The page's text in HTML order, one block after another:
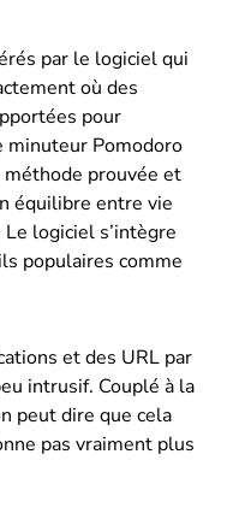
par le logiciel qui
où des
pour
minuteur Pomodoro
prouvée et
équilibre entre vie
logiciel s’intègre
populaires comme
et des URL par
intrusif. Couplé à la
peut dire que cela
pas vraiment plus